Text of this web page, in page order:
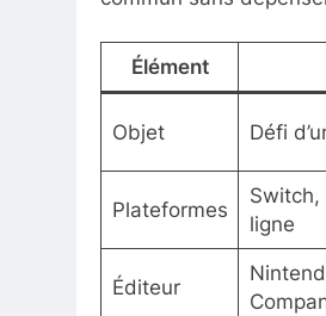
Élément
Objet Défi
Plateformes
Switch,
ligne
Éditeur